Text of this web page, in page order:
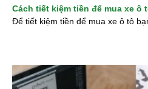
Cách tiết kiệm tiền để mua xe
Để tiết kiệm tiền để mua xe ô tô